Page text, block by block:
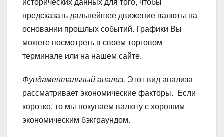
исторических данных для того, чтобы
предсказать дальнейшее движение валюты на
основании прошлых событий. Графики Вы
можете посмотреть в своем торговом
терминале или на нашем сайте.
Фундаментальный анализ. Этот вид анализа
рассматривает экономические факторы. Если
коротко, то мы покупаем валюту с хорошим
экономическим бэкграундом.